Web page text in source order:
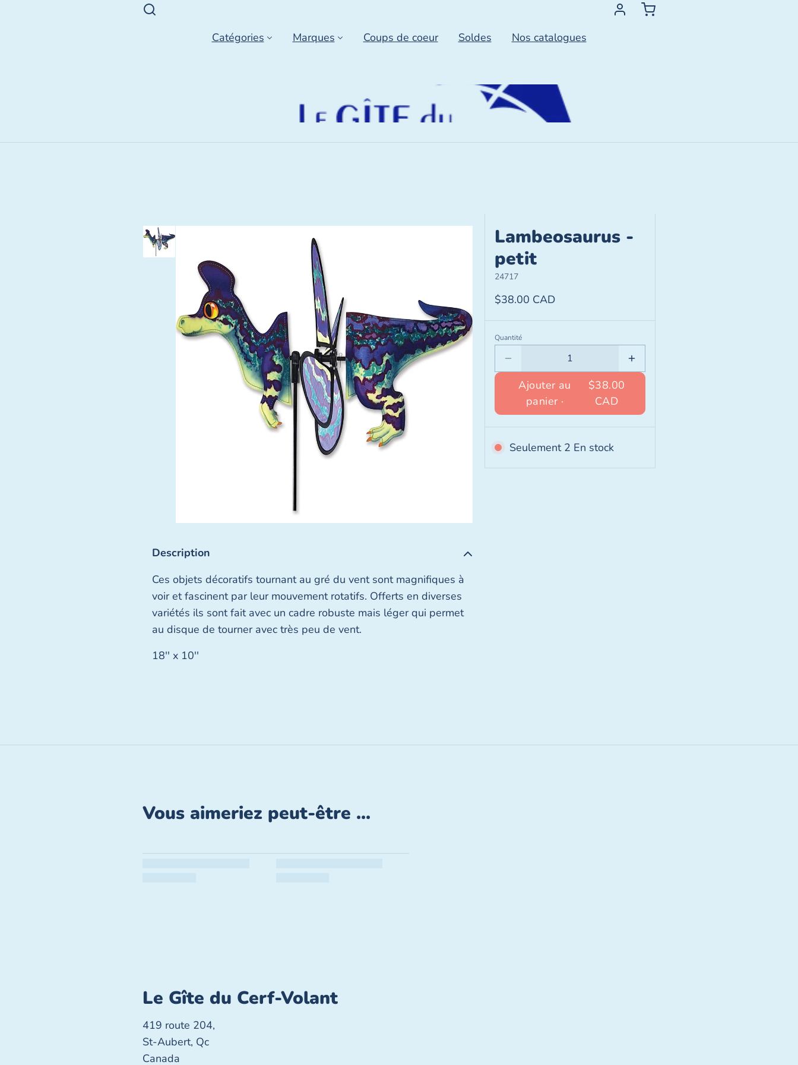
Catégories Marques Coups de coeur Soldes Nos catalogues
Description
Ces objets décoratifs tournant au gré du vent sont magnifiques à
voir et fascinent par leur mouvement rotatifs. Offerts en diverses
variétés ils sont fait avec un cadre robuste mais léger qui permet
au disque de tourner avec très peu de vent.
18'' x 10''
Lambeosaurus -
petit
24717
$38.00 CAD
Quantité
Ajouter au
panier ·
$38.00
CAD
Seulement 2 En stock
Vous aimeriez peut-être ...
Le Gîte du Cerf-Volant
419 route 204,
St-Aubert, Qc
Canada